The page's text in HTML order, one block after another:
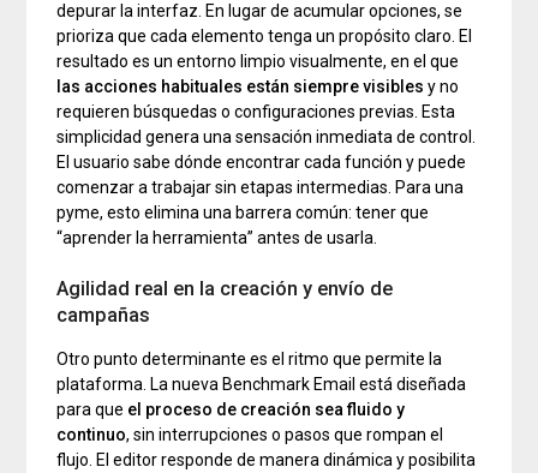
depurar la interfaz. En lugar de acumular opciones, se
prioriza que cada elemento tenga un propósito claro. El
resultado es un entorno limpio visualmente, en el que
las acciones habituales están siempre visibles y no
requieren búsquedas o configuraciones previas. Esta
simplicidad genera una sensación inmediata de control.
El usuario sabe dónde encontrar cada función y puede
comenzar a trabajar sin etapas intermedias. Para una
pyme, esto elimina una barrera común: tener que
“aprender la herramienta” antes de usarla.
Agilidad real en la creación y envío de
campañas
Otro punto determinante es el ritmo que permite la
plataforma. La nueva Benchmark Email está diseñada
para que el proceso de creación sea fluido y
continuo, sin interrupciones o pasos que rompan el
flujo. El editor responde de manera dinámica y posibilita